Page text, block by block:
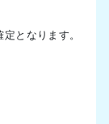
となります。